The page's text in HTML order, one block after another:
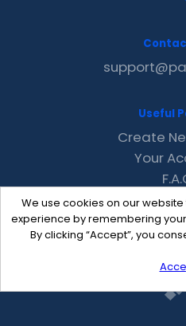
We use cookies on our
experience by remembering
By clicking “Accept”, you
Useful
Create
Your